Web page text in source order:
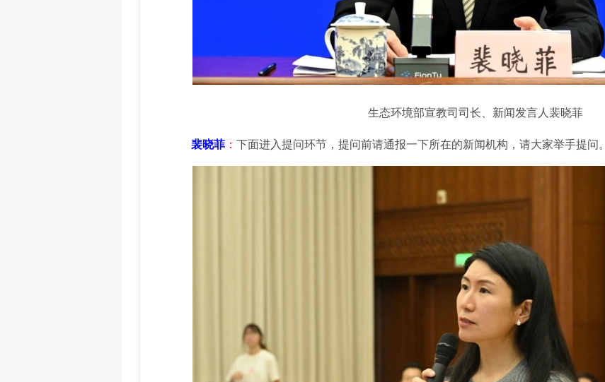
生态环境部宣教司司长、新闻发言人裴晓菲
裴晓菲 ： 下面进入提问环节，提问前请通报一下所在的新闻机构，请大家举手提问。